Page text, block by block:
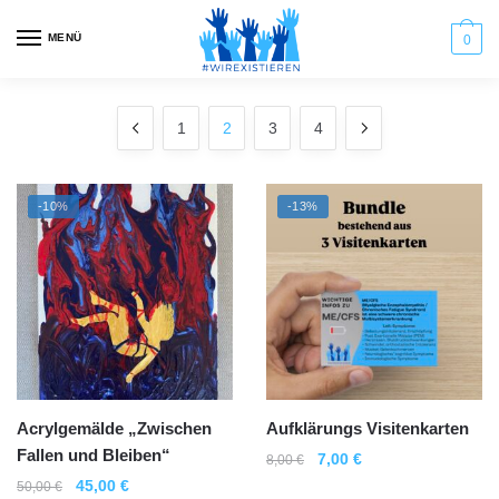
MENÜ 0
1 2 3 4
-10%
Acrylgemälde „Zwischen
Fallen und Bleiben“
50,00€
Ursprünglicher
45,00 €Aktueller
-13%
Aufklärungs Visitenkarten
8,00€
Ursprünglicher
7,00 €Aktueller